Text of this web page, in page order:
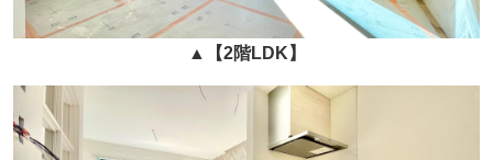
▲ 【2階LDK】